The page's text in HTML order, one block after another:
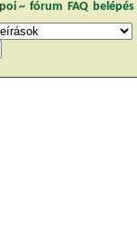
poi~ fórum FAQ belépés